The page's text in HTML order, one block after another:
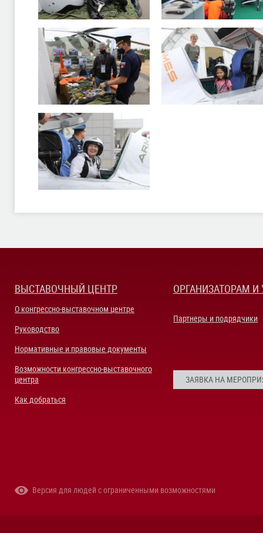
ВЫСТАВОЧНЫЙ ЦЕНТР
О конгрессно-выставочном центре
Руководство
Нормативные и правовые документы
Возможности конгрессно-выставочного
центра
Как добраться
ОРГАНИЗАТОРАМ
Партнеры и подрядчики
ЗАЯВКА НА
Версия для людей с ограниченными возможностями